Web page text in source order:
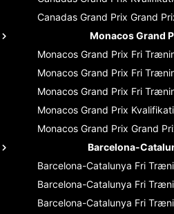
Canadas Grand Prix Grand
Monacos Grand
Monacos Grand Prix Fri
Monacos Grand Prix Fri
Monacos Grand Prix Fri
Monacos Grand Prix
Monacos Grand Prix Grand
Barcelona-
Barcelona-Catalunya Fri
Barcelona-Catalunya Fri
Barcelona-Catalunya Fri